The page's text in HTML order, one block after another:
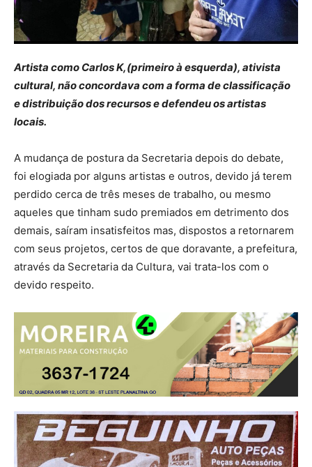
Artista como Carlos K,(primeiro à esquerda), ativista
cultural, não concordava com a forma de classificação
e distribuição dos recursos e defendeu os artistas
locais.
A mudança de postura da Secretaria depois do debate,
foi elogiada por alguns artistas e outros, devido já terem
perdido cerca de três meses de trabalho, ou mesmo
aqueles que tinham sudo premiados em detrimento dos
demais, saíram insatisfeitos mas, dispostos a retornarem
com seus projetos, certos de que doravante, a prefeitura,
através da Secretaria da Cultura, vai trata-los com o
devido respeito.